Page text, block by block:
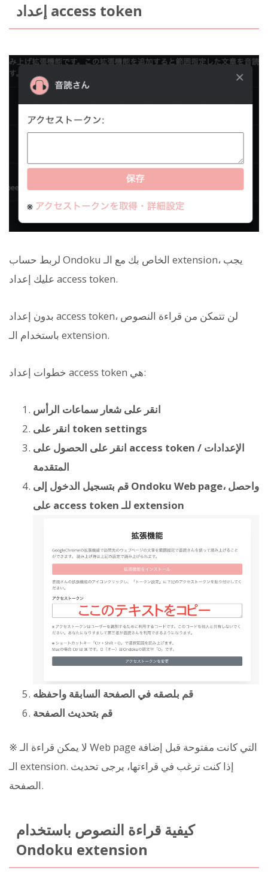
إعداد access token
لربط حساب Ondoku الخاص بك مع الـ extension، يجب
عليك إعداد access token.
بدون إعداد access token، لن تتمكن من قراءة النصوص
باستخدام الـ extension.
خطوات إعداد access token هي:
انقر على شعار سماعات الرأس
انقر على token settings
انقر على الحصول على access token / الإعدادات
المتقدمة
قم بتسجيل الدخول إلى Ondoku Web page، واحصل
على access token للـ extension
قم بلصقه في الصفحة السابقة واحفظه
قم بتحديث الصفحة
※ لا يمكن قراءة الـ Web page التي كانت مفتوحة قبل إضافة
الـ extension. إذا كنت ترغب في قراءتها، يرجى تحديث
الصفحة.
كيفية قراءة النصوص باستخدام
Ondoku extension